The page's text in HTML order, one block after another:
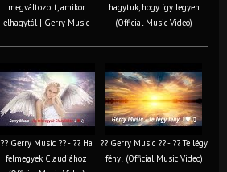
megváltozott, amikor
elhagytál | Gerry Music
hagytuk, hogy így legyen
(Official Music Video)
?? Gerry Music ?? - ?? Ha
felmegyek Claudiához
?? Gerry Music ?? - ?? Te légy
fény! (Official Music Video)